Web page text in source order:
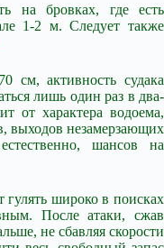
на бровках, где есть
1-2 м. Следует также
см, активность судака
лишь один раз в два-
от характера водоема,
выходов незамерзающих
шансов на
гулять широко в поисках
После атаки, сжав
не сбавляя скорости